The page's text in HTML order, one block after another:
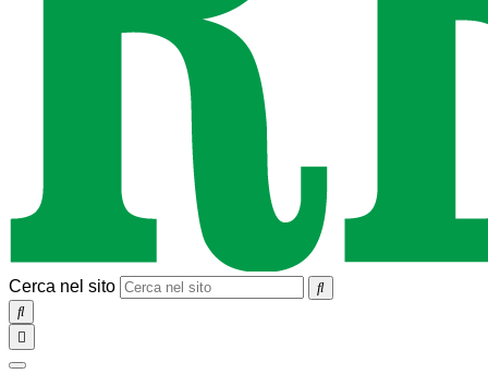
Cerca nel sito
SEARCH
Toggle
navigation
chiudi